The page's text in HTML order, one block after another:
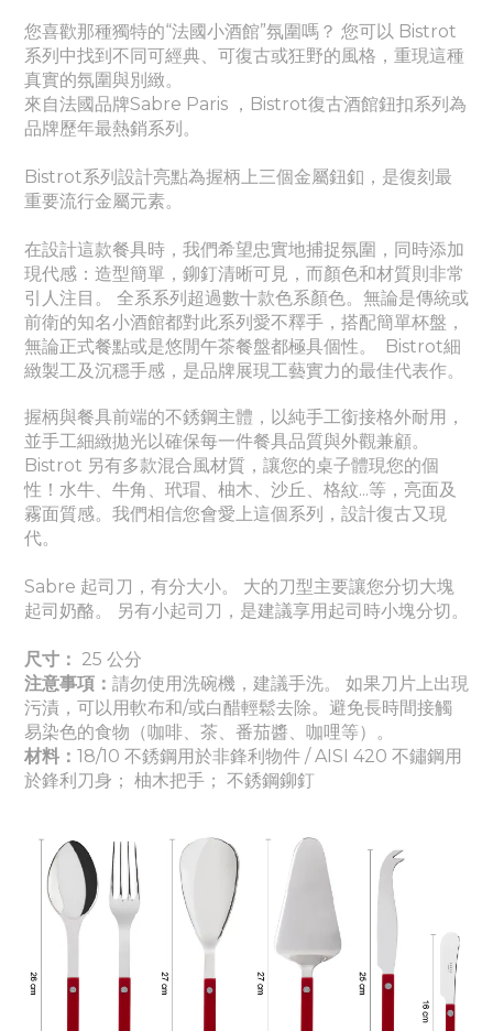
您喜歡那種獨特的“法國小酒館”氛圍嗎？ 您可以 Bistrot
系列中找到不同可經典、 可復古或狂野的風格，重現這種
真實的氛圍與別緻。
來自法國品牌Sabre Paris ，Bistrot復古酒館鈕扣系列為
品牌歷年最熱銷系列。
Bistrot系列設計亮點為握柄上三個金屬鈕釦，是復刻最
重要流行金屬元素。
在設計這款餐具時，我們希望忠實地捕捉氛圍，同時添加
現代感：造型簡單，鉚釘清晰可見，而顏色和材質則非常
引人注目。 全系系列超過數十款色系顏色。無論是傳統或
前衛的知名小酒館都對此系列愛不釋手，搭配簡單杯盤，
無論正式餐點或是悠閒午茶餐盤都極具個性。
Bistrot細
緻製工及沉穩手感，是品牌展現工藝實力的最佳代表作。
握柄與餐具前端的不銹鋼主體，以純手工銜接格外耐用，
並手工細緻拋光以確保每一件餐具品質與外觀兼顧。
Bistrot 另有多款混合風材質，讓您的桌子體現您的個
性！水牛、牛角、玳瑁、柚木、沙丘、格紋...等，亮面及
霧面質感。我們相信您會愛上這個系列，設計復古又現
代。
Sabre 起司刀，有分大小。 大的刀型主要讓您分切大塊
起司奶酪。 另有小起司刀，是建議享用起司時小塊分切。
尺寸： 25 公分
注意事項： 請勿使用洗碗機，建議手洗。 如果刀片上出現
污漬，可以用軟布和/或白醋輕鬆去除。 避免長時間接觸
易染色的食物（咖啡、茶、番茄醬、咖哩等）。
材料： 18/10 不銹鋼用於非鋒利物件 / AISI 420 不鏽鋼用
於鋒利刀身； 柚木把手； 不銹鋼鉚釘